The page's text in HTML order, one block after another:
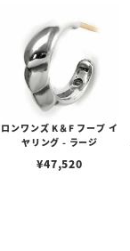
ロンワンズ K＆F フープ イ
ヤリング - ラージ
¥47,520